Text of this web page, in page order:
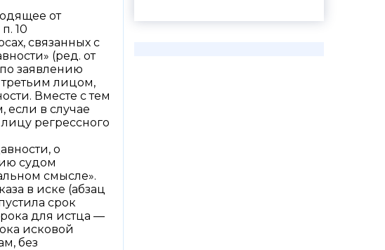
от
10
связанных с
(ред. от
заявлению
третьим лицом,
Вместе с тем
если в случае
регрессного
о
судом
смысле».
в иске (абзац
срок
для истца —
исковой
без